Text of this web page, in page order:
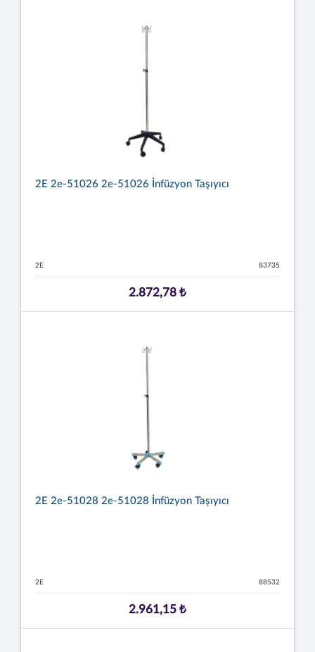
2E 2e-51026 2e-51026 İnfüzyon Taşıyıcı
2E 83735
2.872,78 ₺
2E 2e-51028 2e-51028 İnfüzyon Taşıyıcı
2E 88532
2.961,15 ₺